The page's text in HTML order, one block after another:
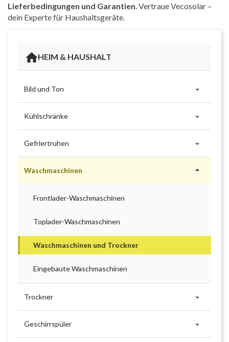
HEIM & HAUSHALT
Bild und Ton 
Kühlschränke 
Gefriertruhen 
Waschmaschinen 
Frontlader-Waschmaschinen
Toplader-Waschmaschinen
Waschmaschinen und Trockner
Eingebaute Waschmaschinen
Trockner 
Geschirrspüler 
Lieferbedingungen und Garantien. Vertraue Vecosolar –
dein Experte für Haushaltsgeräte.